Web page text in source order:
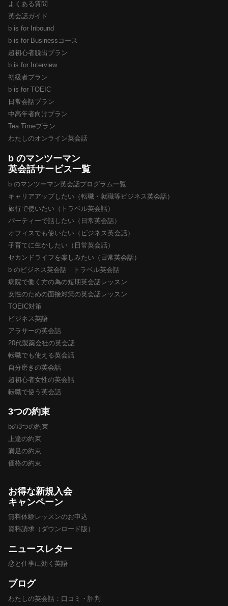
よくある質問
英会話ガイド
b is for Inbound
b is for Businessコース
超初心者脱出プラン
b is for Interview
初級者プラン
b is for TOEIC
日常会話プラン
中高年者向けプラン
Tea Timeプラン
わたしのオンライン英会話
b のマンツーマン
英会話サービス一覧
b のマンツーマン英会話プログラム一覧
キャリアアップしたい（転職・就職等ビジネス英会話）
旅行で使いたい（トラベル英会話）
パーティーで話したい（日常英会話）
オフィスでも使いたい（ビジネス英会話）
子育てに生かしたい（日常英会話）
セカンドライフを楽しみたい（日常英会話）
b のビジネス英会話 トラベル英会話
病院で働く方の為の短期英会話レッスン
女性のための面接対策の英会話レッスン
TOEIC対策
ビジネス英語
アラサーの英会話
20代製薬会社の英会話
転職でも使える英会話
自分磨きの英会話
超初心者女性の英会話
転職で使う英会話
3つの約束
bの3つの約束
上達の約束
満足の約束
価格の約束
お得な新規入会
キャンペーン
無料体験レッスンのお申込
資料請求（ダウンロード版）
ニュースレター
恋と仕事に効く英語
ブログ
わたしの英会話：口コミ・評判